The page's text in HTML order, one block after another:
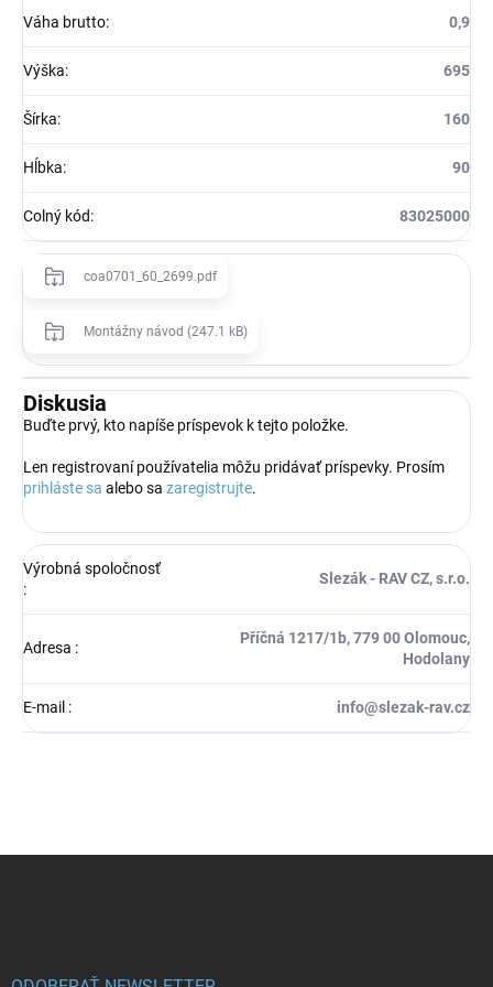
Váha brutto: 0,9
Výška: 695
Šírka: 160
Hĺbka: 90
Colný kód: 83025000
coa0701_60_2699.pdf
Montážny návod (247.1 kB)
Diskusia
Buďte prvý, kto napíše príspevok k tejto položke.
Len registrovaní používatelia môžu pridávať príspevky. Prosím
prihláste sa alebo sa zaregistrujte.
Výrobná spoločnosť
:
Slezák - RAV CZ, s.r.o.
Adresa :
Příčná 1217/1b, 779 00 Olomouc,
Hodolany
E-mail : info@slezak-rav.cz